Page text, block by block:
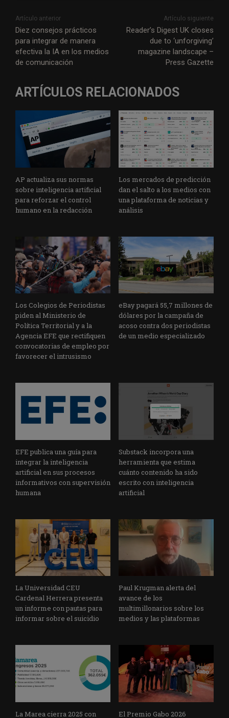
Artículo anterior
Diez consejos prácticos
para integrar de manera
efectiva la IA en los medios
de comunicación
Artículo siguiente
Reader’s Digest UK closes
due to ‘unforgiving’
magazine landscape –
Press Gazette
ARTÍCULOS RELACIONADOS
AP actualiza sus normas
sobre inteligencia artificial
para reforzar el control
humano en la redacción
Los mercados de predicción
dan el salto a los medios con
una plataforma de noticias y
análisis
Los Colegios de Periodistas
piden al Ministerio de
Política Territorial y a la
Agencia EFE que rectifiquen
convocatorias de empleo por
favorecer el intrusismo
eBay pagará 55,7 millones de
dólares por la campaña de
acoso contra dos periodistas
de un medio especializado
EFE publica una guía para
integrar la inteligencia
artificial en sus procesos
informativos con supervisión
humana
Substack incorpora una
herramienta que estima
cuánto contenido ha sido
escrito con inteligencia
artificial
La Universidad CEU
Cardenal Herrera presenta
un informe con pautas para
informar sobre el suicidio
Paul Krugman alerta del
avance de los
multimillonarios sobre los
medios y las plataformas
La Marea cierra 2025 con El Premio Gabo 2026